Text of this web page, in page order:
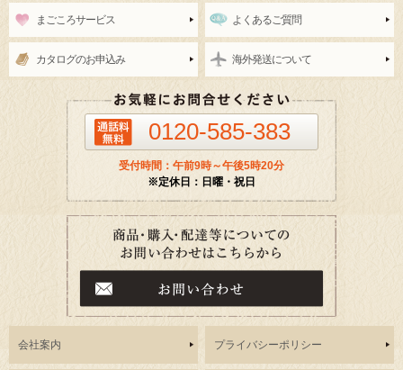
まごころサービス よくあるご質問
カタログのお申込み 海外発送について
0120-585-383
受付時間：午前9時～午後5時20分
※定休日：日曜・祝日
会社案内 プライバシーポリシー